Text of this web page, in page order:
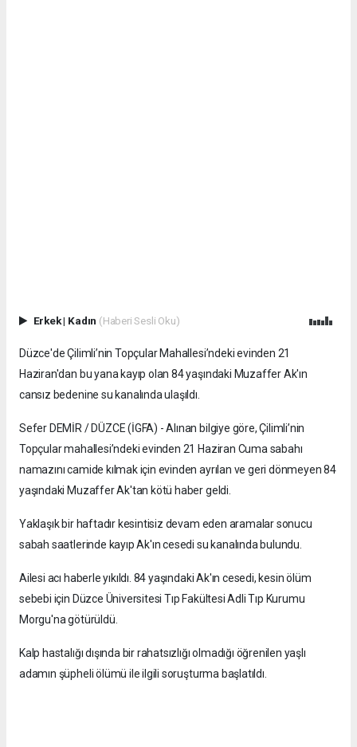
Erkek| Kadın (Haberi Sesli Oku)
Düzce'de Çilimli’nin Topçular Mahallesi’ndeki evinden 21
Haziran'dan bu yana kayıp olan 84 yaşındaki Muzaffer Ak'ın
cansız bedenine su kanalında ulaşıldı.
Sefer DEMİR / DÜZCE (İGFA) - Alınan bilgiye göre, Çilimli’nin
Topçular mahallesi’ndeki evinden 21 Haziran Cuma sabahı
namazını camide kılmak için evinden ayrılan ve geri dönmeyen 84
yaşındaki Muzaffer Ak'tan kötü haber geldi.
Yaklaşık bir haftadır kesintisiz devam eden aramalar sonucu
sabah saatlerinde kayıp Ak'ın cesedi su kanalında bulundu.
Ailesi acı haberle yıkıldı. 84 yaşındaki Ak'ın cesedi, kesin ölüm
sebebi için Düzce Üniversitesi Tıp Fakültesi Adli Tıp Kurumu
Morgu'na götürüldü.
Kalp hastalığı dışında bir rahatsızlığı olmadığı öğrenilen yaşlı
adamın şüpheli ölümü ile ilgili soruşturma başlatıldı.